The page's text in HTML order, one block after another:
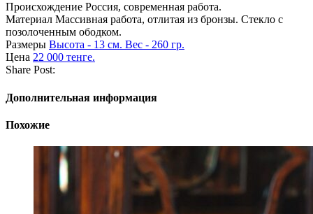
Происхождение Россия, современная работа.
Материал Массивная работа, отлитая из бронзы. Стекло с
позолоченным ободком.
Размеры Высота - 13 см. Вес - 260 гр.
Цена 22 000 тенге.
Share Post:
Дополнительная информация
Похожие